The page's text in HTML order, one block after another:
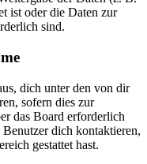
ist oder die Daten zur
sind.
dich unter den von dir
sofern dies zur
das Board erforderlich
dich kontaktieren,
gestattet hast.